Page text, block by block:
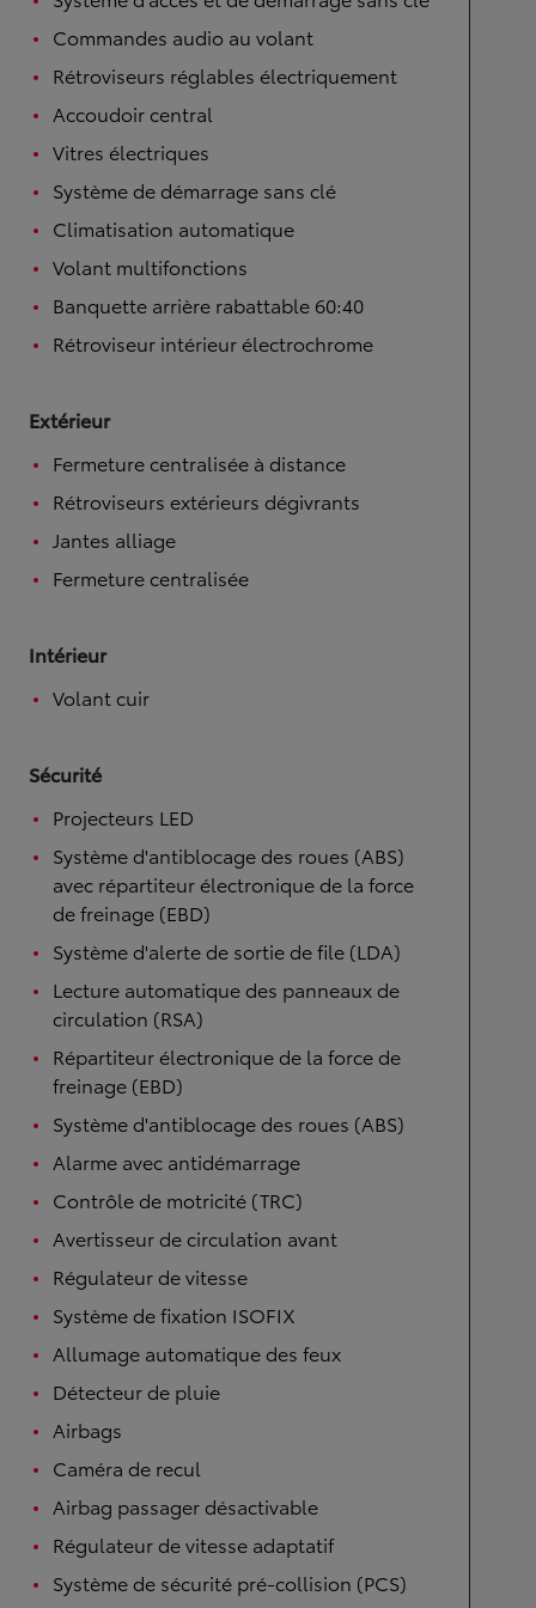
Commandes audio au volant
Rétroviseurs réglables électriquement
Accoudoir central
Vitres électriques
Système de démarrage sans clé
Climatisation automatique
Volant multifonctions
Banquette arrière rabattable 60:40
Rétroviseur intérieur électrochrome
Extérieur
Fermeture centralisée à distance
Rétroviseurs extérieurs dégivrants
Jantes alliage
Fermeture centralisée
Intérieur
Volant cuir
Sécurité
Projecteurs LED
Système d'antiblocage des roues (ABS)
avec répartiteur électronique de la force
de freinage (EBD)
Système d'alerte de sortie de file (LDA)
Lecture automatique des panneaux de
circulation (RSA)
Répartiteur électronique de la force de
freinage (EBD)
Système d'antiblocage des roues (ABS)
Alarme avec antidémarrage
Contrôle de motricité (TRC)
Avertisseur de circulation avant
Régulateur de vitesse
Système de fixation ISOFIX
Allumage automatique des feux
Détecteur de pluie
Airbags
Caméra de recul
Airbag passager désactivable
Régulateur de vitesse adaptatif
Système de sécurité pré-collision (PCS)